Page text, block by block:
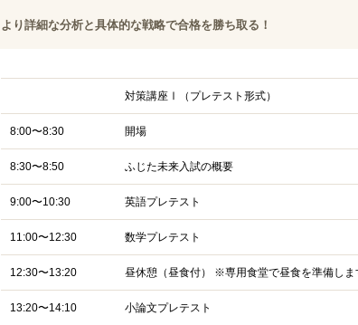
より詳細な分析と具体的な戦略で合格を勝ち取る！
対策講座Ⅰ（プレテスト形式）
8:00〜8:30 開場
8:30〜8:50 ふじた未来入試の概要
9:00〜10:30 英語プレテスト
11:00〜12:30 数学プレテスト
12:30〜13:20 昼休憩（昼食付） ※専用食堂で昼食を準備しま
13:20〜14:10 小論文プレテスト